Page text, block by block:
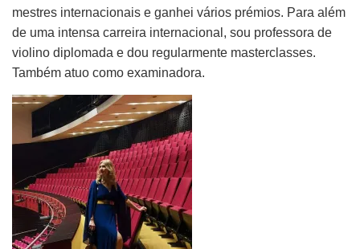
mestres internacionais e ganhei vários prémios. Para além
de uma intensa carreira internacional, sou professora de
violino diplomada e dou regularmente masterclasses.
Também atuo como examinadora.